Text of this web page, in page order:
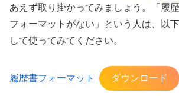
あえず取り掛かってみましょう。「履
フォーマットがない」という人は、以
して使ってみてください。
履歴書フォーマット ダウンロード